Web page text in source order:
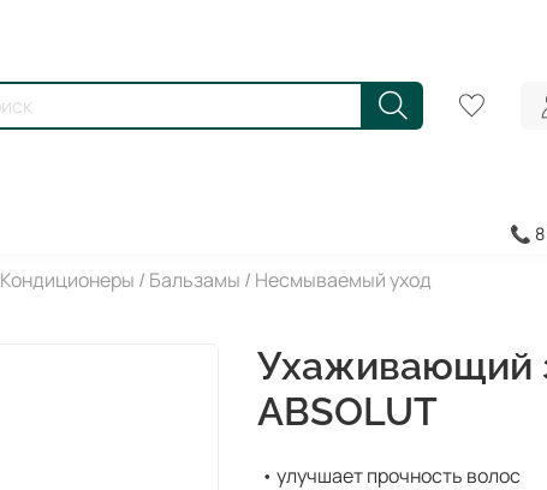
📞
Кондиционеры / Бальзамы / Несмываемый уход
Ухаживающий
ABSOLUT
• улучшает прочность волос